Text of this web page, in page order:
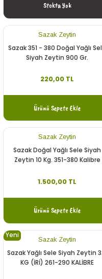
Stokta Yok
Sazak Zeytin
Sazak 351 - 380 Doğal Yağlı
Siyah Zeytin 900 Gr.
220,00 TL
Ürünü Sepete Ekle
Sazak Zeytin
Sazak Doğal Yağlı Sele Siyah
Zeytin 10 Kg. 351-380 Kalibre
1.500,00 TL
Ürünü Sepete Ekle
Yeni Sazak Zeytin
Sazak Yağlı Sele Siyah Zeytin
KG (İRİ) 261-290 KALİBRE